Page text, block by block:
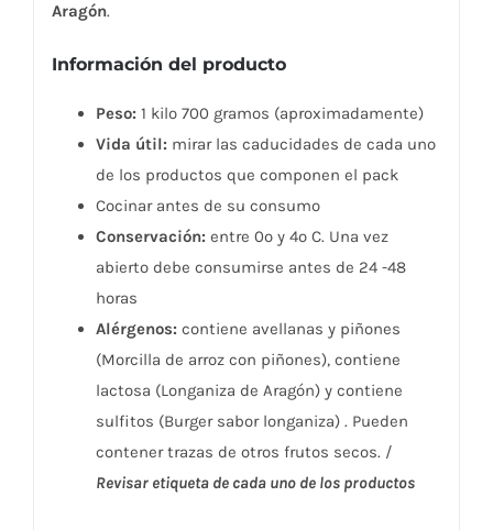
Aragón.
Información del producto
Peso: 1 kilo 700 gramos (aproximadamente)
Vida útil: mirar las caducidades de cada uno
de los productos que componen el pack
Cocinar antes de su consumo
Conservación: entre 0º y 4º C. Una vez
abierto debe consumirse antes de 24 -48
horas
Alérgenos: contiene avellanas y piñones
(Morcilla de arroz con piñones), contiene
lactosa (Longaniza de Aragón) y contiene
sulfitos (Burger sabor longaniza) . Pueden
contener trazas de otros frutos secos. /
Revisar etiqueta de cada uno de los productos